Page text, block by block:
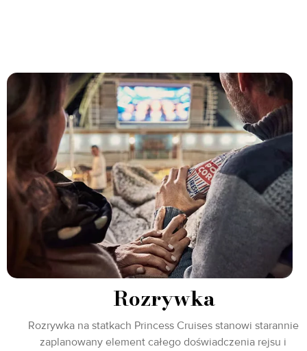
Rozrywka
Rozrywka na statkach Princess Cruises stanowi starannie
zaplanowany element całego doświadczenia rejsu i